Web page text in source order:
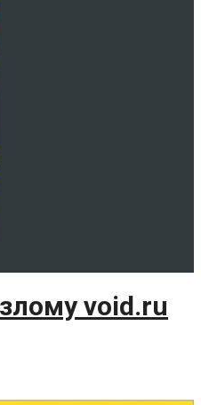
void.ru